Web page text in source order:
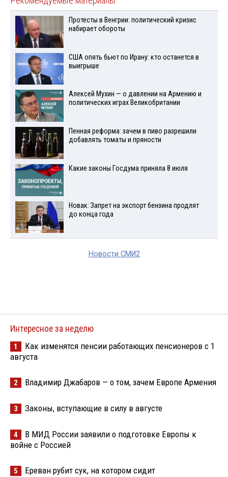
Протесты в Венгрии: политический кризис
набирает обороты
США опять бьют по Ирану: кто останется в
выигрыше
Алексей Мухин — о давлении на Армению и
политических играх Великобритании
Пенная реформа: зачем в пиво разрешили
добавлять томаты и пряности
Какие законы Госдума приняла 8 июля
Новак: Запрет на экспорт бензина продлят
до конца года
Новости СМИ2
Интересное за неделю
1
Как изменятся пенсии работающих пенсионеров с 1
августа
2 Владимир Джабаров — о том, зачем Европе Армения
3 Законы, вступающие в силу в августе
4
В МИД России заявили о подготовке Европы к
войне с Россией
5 Ереван рубит сук, на котором сидит